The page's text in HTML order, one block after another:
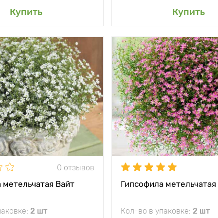
Купитьв мой сад Купить
Добавить в мой
0 отзывов
метельчатая Вайт
2 шт
Нежное облако
элегантных цветков
50 - 70 см, ширина
100 см
80 - 90 см
солнечное место
минус 35°C
Гипсофила
Кол-во в упаковке: 2 шт
Особенности
Высота растения
70 -
Растояние между
растениями
Местоположение
Морозостойкость